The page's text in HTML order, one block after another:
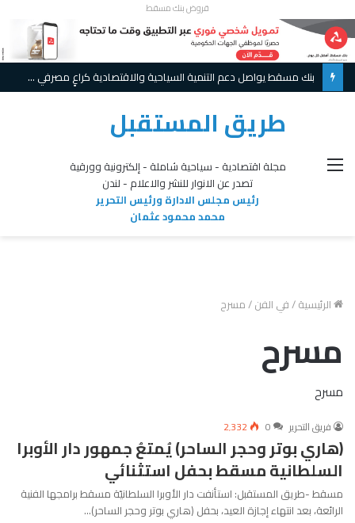
قروض بنك مسقط
بنك مسقط يواصل دعم التنمية السياحية والاقتصادية كراعٍ مصرفي لملتقى أجواء الأشخرة 2026
طريق المستقبل
مجلة اقتصادية - سياحية شاملة - إلكترونية وورقية
تصدر عن الانوار للنشر والاعلام - لندن
رئيس مجلس الادارة ورئيس التحرير
محمد محمود عثمان
القائمة
الرئيسية/في الفن/مسرح
مسرح
مسرح
فريق التحرير 0 2٬332
(هاري بوتر وحجر الساحر) يُمتعُ جمهور دار الأوبرا
السلطانية مسقط بحفل استثنائي
مسقط -طريق المستقبل: استأنفت دار الأوبرا السلطانيّة مسقط برامجها الفنية
الرائعة، بعد انتهاء إجازة العيد، بحفل (هاري بوتر وحجر الساحر)…